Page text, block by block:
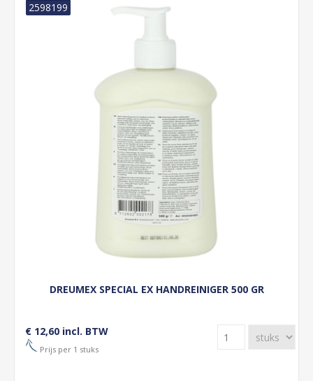
DREUMEX SPECIAL EX HANDREINIGER 500 GR
2598199
€ 12,60 incl. BTW
Prijs per 1 stuks